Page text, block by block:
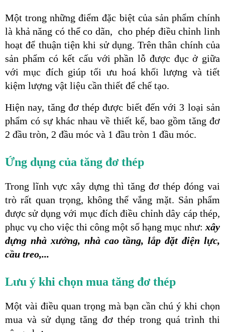
Một trong những điểm đặc biệt của sản phẩm chính
là khả năng có thể co dãn,  cho phép điều chỉnh linh
hoạt để thuận tiện khi sử dụng. Trên thân chính của
sản phẩm có kết cấu với phần lỗ được đục ở giữa
với mục đích giúp tối ưu hoá khối lượng và tiết
kiệm lượng vật liệu cần thiết để chế tạo.
Hiện nay, tăng đơ thép được biết đến với 3 loại sản
phẩm có sự khác nhau về thiết kế, bao gồm tăng đơ
2 đầu tròn, 2 đầu móc và 1 đầu tròn 1 đầu móc.
Ứng dụng của tăng đơ thép
Trong lĩnh vực xây dựng thì tăng đơ thép đóng vai
trò rất quan trọng, không thể vắng mặt. Sản phẩm
được sử dụng với mục đích điều chỉnh dây cáp thép,
phục vụ cho việc thi công một số hạng mục như: xây
dựng nhà xưởng, nhà cao tầng, lắp đặt điện lực,
cầu treo,...
Lưu ý khi chọn mua tăng đơ thép
Một vài điều quan trọng mà bạn cần chú ý khi chọn
mua và sử dụng tăng đơ thép trong quá trình thi